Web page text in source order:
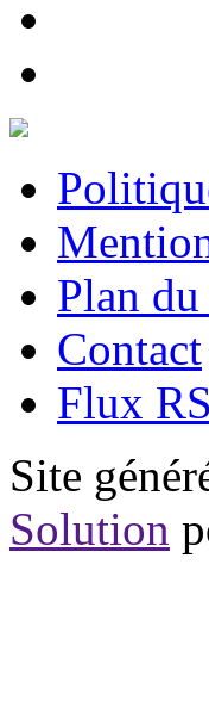
Plan
Contact
Flux
Site
Solution